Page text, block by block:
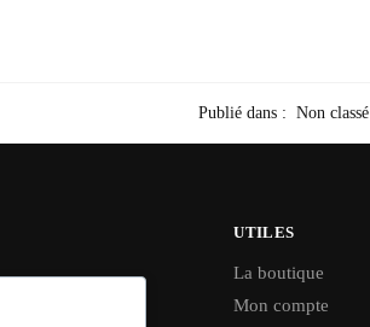
Publié dans : Non classé
UTILES
La boutique
Mon compte